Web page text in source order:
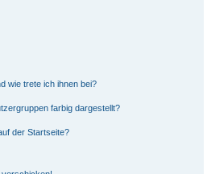
wie trete ich ihnen bei?
farbig dargestellt?
der Startseite?